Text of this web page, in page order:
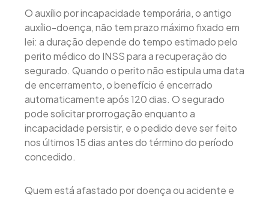
O auxílio por incapacidade temporária, o antigo
auxílio-doença, não tem prazo máximo fixado em
lei: a duração depende do tempo estimado pelo
perito médico do INSS para a recuperação do
segurado. Quando o perito não estipula uma data
de encerramento, o benefício é encerrado
automaticamente após 120 dias. O segurado
pode solicitar prorrogação enquanto a
incapacidade persistir, e o pedido deve ser feito
nos últimos 15 dias antes do término do período
concedido.
Quem está afastado por doença ou acidente e